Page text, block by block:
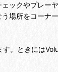
クやプレ
場所をコー
ときには